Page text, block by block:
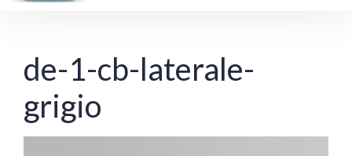
de-1-cb-laterale-
grigio